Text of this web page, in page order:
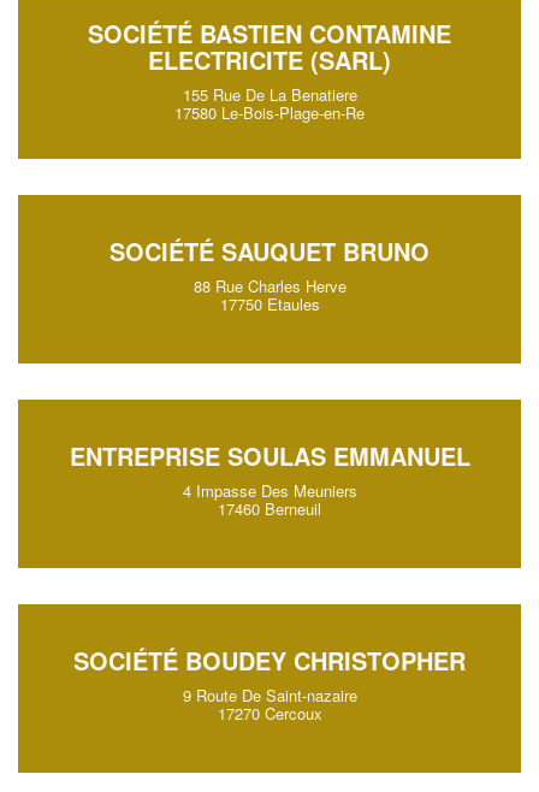
SOCIÉTÉ BASTIEN CONTAMINE
ELECTRICITE (SARL)
155 Rue De La Benatiere
17580 Le-Bois-Plage-en-Re
SOCIÉTÉ SAUQUET BRUNO
88 Rue Charles Herve
17750 Etaules
ENTREPRISE SOULAS EMMANUEL
4 Impasse Des Meuniers
17460 Berneuil
SOCIÉTÉ BOUDEY CHRISTOPHER
9 Route De Saint-nazaire
17270 Cercoux